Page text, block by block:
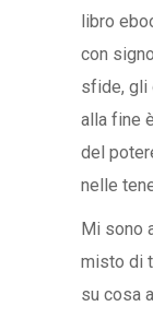
libro
con
sfide, gli
alla fine
del
nelle
Mi sono
misto di
su cosa